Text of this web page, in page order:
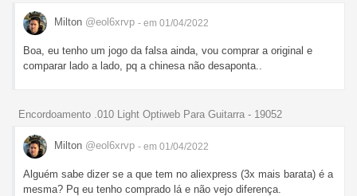
Milton @eol6xrvp - em 01/04/2022
Boa, eu tenho um jogo da falsa ainda, vou comprar a original e
comparar lado a lado, pq a chinesa não desaponta..
Encordoamento .010 Light Optiweb Para Guitarra - 19052
Milton @eol6xrvp - em 01/04/2022
Alguém sabe dizer se a que tem no aliexpress (3x mais barata) é a
mesma? Pq eu tenho comprado lá e não vejo diferença.